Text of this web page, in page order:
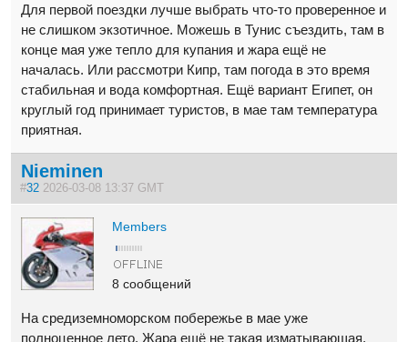
Для первой поездки лучше выбрать что-то проверенное и
не слишком экзотичное. Можешь в Тунис съездить, там в
конце мая уже тепло для купания и жара ещё не
началась. Или рассмотри Кипр, там погода в это время
стабильная и вода комфортная. Ещё вариант Египет, он
круглый год принимает туристов, в мае там температура
приятная.
Nieminen
#32 2026-03-08 13:37 GMT
Members
8 сообщений
На средиземноморском побережье в мае уже
полноценное лето. Жара ещё не такая изматывающая,